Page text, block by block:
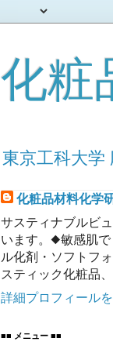
化粧
東京工科大学
化粧品材料化学
サスティナブルビ
います。◆敏感肌
ル化剤・ソフトフ
スティック化粧品
詳細プロフィール
■■ メニュー ■■